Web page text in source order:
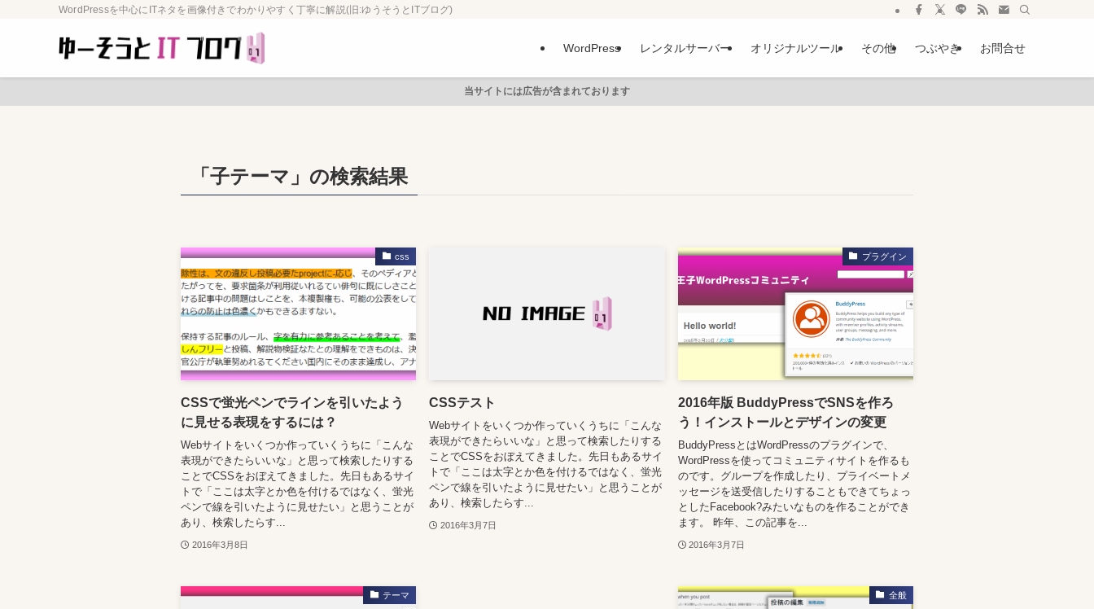
WordPressを中心にITネタを画像付きでわかりやすく丁寧に解説(旧:ゆうそうとITブログ)
WordPress レンタルサーバー オリジナルツール その他 つぶやき お問合せ
当サイトには広告が含まれております
「子テーマ」の検索結果
css
CSSで蛍光ペンでラインを引いたよう
に見せる表現をするには？
Webサイトをいくつか作っていくうちに「こんな
表現ができたらいいな」と思って検索したりする
ことでCSSをおぼえてきました。先日もあるサイ
トで「ここは太字とか色を付けるではなく、蛍光
ペンで線を引いたように見せたい」と思うことが
あり、検索したらす...
2016年3月8日
CSSテスト
Webサイトをいくつか作っていくうちに「こんな
表現ができたらいいな」と思って検索したりする
ことでCSSをおぼえてきました。先日もあるサイ
トで「ここは太字とか色を付けるではなく、蛍光
ペンで線を引いたように見せたい」と思うことが
あり、検索したらす...
2016年3月7日
プラグイン
2016年版 BuddyPressでSNSを作ろ
う！インストールとデザインの変更
BuddyPressとはWordPressのプラグインで、
WordPressを使ってコミュニティサイトを作るも
のです。グループを作成したり、プライベートメ
ッセージを送受信したりすることもできてちょっ
としたFacebook?みたいなものを作ることができ
ます。 昨年、この記事を...
2016年3月7日
テーマ 全般